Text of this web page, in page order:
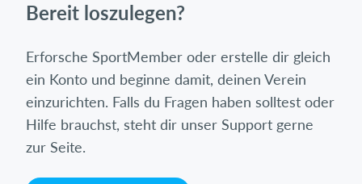
Bereit loszulegen?
Erforsche SportMember oder erstelle dir gleich
ein Konto und beginne damit, deinen Verein
einzurichten. Falls du Fragen haben solltest oder
Hilfe brauchst, steht dir unser Support gerne
zur Seite.